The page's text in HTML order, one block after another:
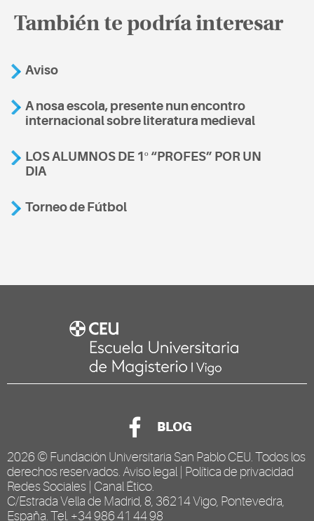
También te podría interesar
Aviso
A nosa escola, presente nun encontro
internacional sobre literatura medieval
LOS ALUMNOS DE 1º “PROFES” POR UN
DIA
Torneo de Fútbol
BLOG
2026 © Fundación Universitaria San Pablo CEU . Todos los
derechos reservados. Aviso legal
Política de privacidad
Redes Sociales Canal Ético
C/Estrada Vella de Madrid, 8, 36214 Vigo, Pontevedra,
España. Tel. +34 986 41 44 98